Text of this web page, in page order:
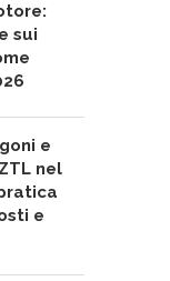
sui
e
nel
e